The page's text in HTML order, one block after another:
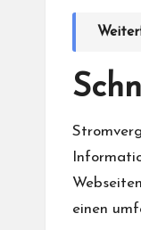
einen